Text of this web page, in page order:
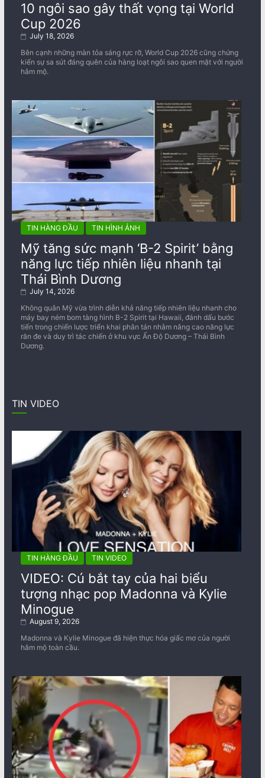
10 ngôi sao gây thất vọng tại World
Cup 2026
July 18, 2026
Bên cạnh những màn tỏa sáng rực rỡ, World Cup 2026 cũng chứng
kiến sự sa sút đáng quên của hàng loạt ngôi sao quen mặt với người
hâm mộ.
TIN HÀNG ĐẦU TIN HÌNH ẢNH
Mỹ tăng sức mạnh ‘B-2 Spirit’ bằng
năng lực tiếp nhiên liệu nhanh tại
Thái Bình Dương
July 14, 2026
Không quân Mỹ vừa trình diễn khả năng tiếp nhiên liệu nhanh cho
máy bay ném bom tàng hình B-2 Spirit tại Hawaii, đánh dấu bước
tiến trong chiến lược triển khai phân tán nhằm nâng cao năng lực
răn đe và duy trì tác chiến ở khu vực Ấn Độ Dương – Thái Bình
Dương.
TIN VIDEO
TIN HÀNG ĐẦU TIN VIDEO
VIDEO: Cú bắt tay của hai biểu
tượng nhạc pop Madonna và Kylie
Minogue
August 9, 2026
Madonna và Kylie Minogue đã hiện thực hóa giấc mơ của người
hâm mộ toàn cầu.